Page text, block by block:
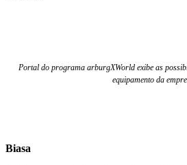
Portal do programa arburgXWorld exibe as
equipamento da
Biasa